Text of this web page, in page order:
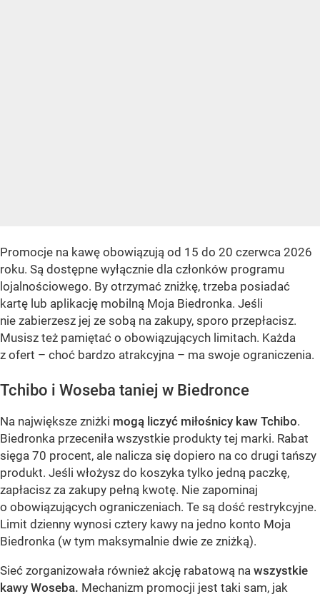
Promocje na kawę obowiązują od 15 do 20 czerwca 2026
roku. Są dostępne wyłącznie dla członków programu
lojalnościowego. By otrzymać zniżkę, trzeba posiadać
kartę lub aplikację mobilną Moja Biedronka. Jeśli
nie zabierzesz jej ze sobą na zakupy, sporo przepłacisz.
Musisz też pamiętać o obowiązujących limitach. Każda
z ofert – choć bardzo atrakcyjna – ma swoje ograniczenia.
Tchibo i Woseba taniej w Biedronce
Na największe zniżki mogą liczyć miłośnicy kaw Tchibo.
Biedronka przeceniła wszystkie produkty tej marki. Rabat
sięga 70 procent, ale nalicza się dopiero na co drugi tańszy
produkt. Jeśli włożysz do koszyka tylko jedną paczkę,
zapłacisz za zakupy pełną kwotę. Nie zapominaj
o obowiązujących ograniczeniach. Te są dość restrykcyjne.
Limit dzienny wynosi cztery kawy na jedno konto Moja
Biedronka (w tym maksymalnie dwie ze zniżką).
Sieć zorganizowała również akcję rabatową na wszystkie
kawy Woseba. Mechanizm promocji jest taki sam, jak